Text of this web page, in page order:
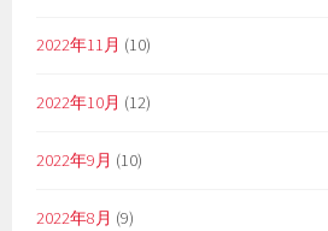
2022年11月 (10)
2022年10月 (12)
2022年9月 (10)
2022年8月 (9)